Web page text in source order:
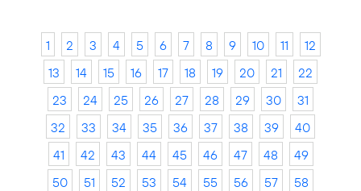
1 2 3 4 5 6 7 8 9 10 11
12
13
14 15 16 17 18 19 20 21
22
23
24 25 26 27 28 29 30
31
32
33 34 35 36 37 38 39
40
41
42 43 44 45 46 47 48
49
50
51 52 53 54 55 56 57
58